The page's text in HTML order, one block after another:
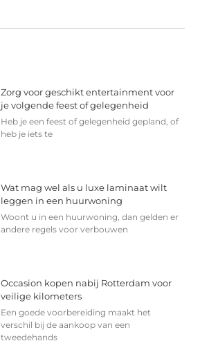
Zorg voor geschikt entertainment voor
je volgende feest of gelegenheid
Heb je een feest of gelegenheid gepland, of
heb je iets te
Wat mag wel als u luxe laminaat wilt
leggen in een huurwoning
Woont u in een huurwoning, dan gelden er
andere regels voor verbouwen
Occasion kopen nabij Rotterdam voor
veilige kilometers
Een goede voorbereiding maakt het
verschil bij de aankoop van een
tweedehands